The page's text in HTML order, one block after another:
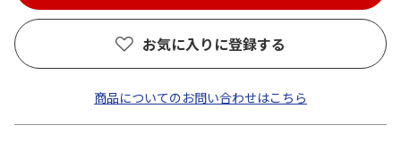
お気に入りに登録する
商品についてのお問い合わせはこちら